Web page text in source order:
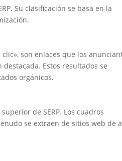
Su clasificación se basa en la
son enlaces que los
Estos resultados se
orgánicos.
de SERP. Los cuadros
se extraen de sitios web de